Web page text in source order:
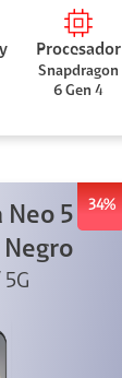
Procesador
Snapdragon
6 Gen 4
34%
Neo 5
Negro